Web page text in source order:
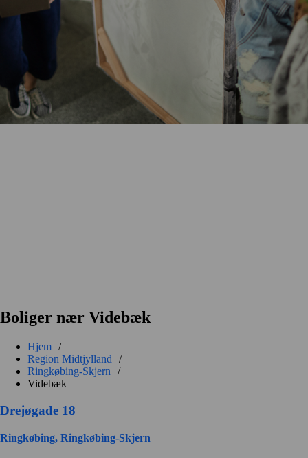
Boliger nær Videbæk
Hjem /
Region Midtjylland
/
Ringkøbing-Skjern
/
Videbæk
Drejøgade 18
Ringkøbing, Ringkøbing-Skjern